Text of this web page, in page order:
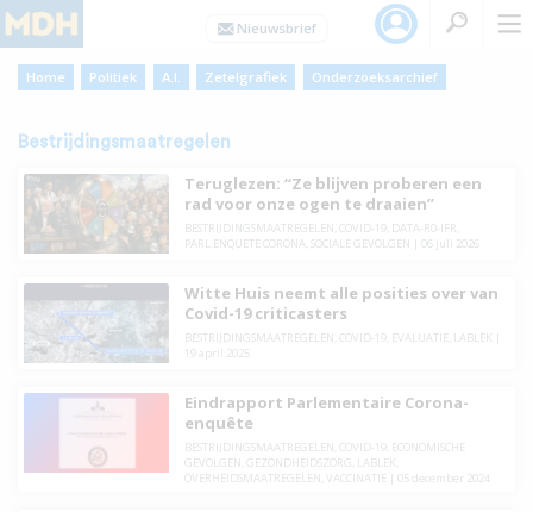
Home Politiek A.I. Zetelgrafiek Onderzoeksarchief
Bestrijdingsmaatregelen
Teruglezen: “Ze blijven proberen een
rad voor onze ogen te draaien”
BESTRIJDINGSMAATREGELEN COVID-19, DATA-R0-IFR
PARL.ENQUETE CORONA
SOCIALE GEVOLGEN 06 juli 2026
Witte Huis neemt alle posities over van
Covid-19 criticasters
BESTRIJDINGSMAATREGELEN COVID-19, EVALUATIE LABLEK
19 april 2025
Eindrapport Parlementaire Corona-
enquête
BESTRIJDINGSMAATREGELEN COVID-19, ECONOMISCHE
GEVOLGEN GEZONDHEIDSZORG LABLEK
OVERHEIDSMAATREGELEN
VACCINATIE 05 december 2024